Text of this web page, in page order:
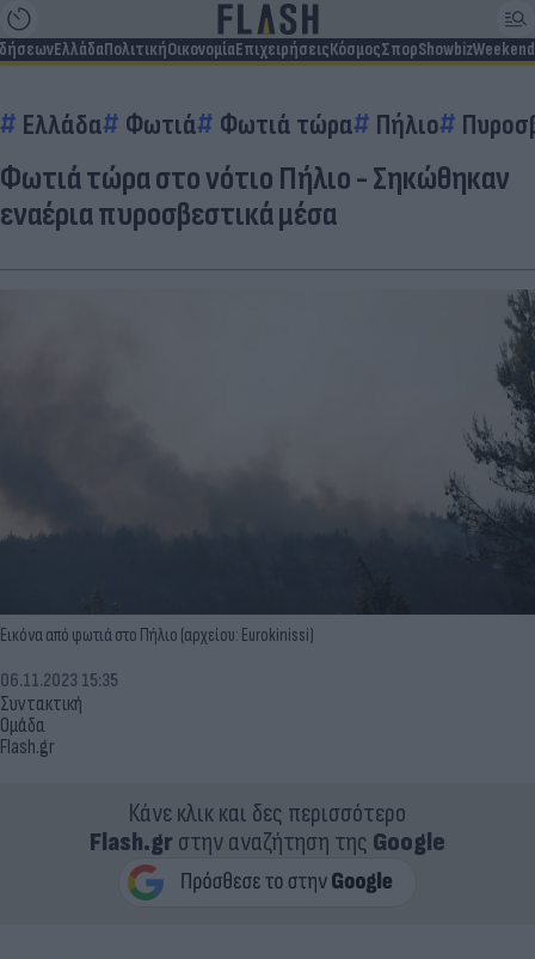
ΕλλάδαΠολιτικήΟικονομίαΕπιχειρήσειςΚόσμοςΣπορShowbizWeekend
Ελλάδα Φωτιά Φωτιά τώρα Πήλιο
Φωτιά τώρα στο νότιο Πήλιο - Σηκώθηκαν
εναέρια πυροσβεστικά μέσα
Εικόνα από φωτιά στο Πήλιο (αρχείου: Eurokinissi)
Συντακτική
Ομάδα
Flash.gr
06.11.2023 15:35
Κάνε κλικ και δες περισσότερο
Flash.grστην αναζήτηση της Google